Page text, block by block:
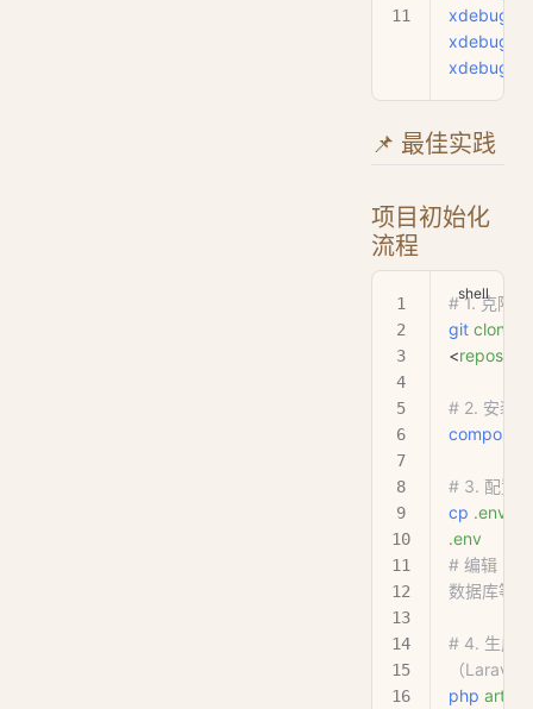
📌 最佳实践
项目初始化
流程
# 1. 克隆
git clone
<repositor
# 2. 安装
composer
# 3. 配置
cp
.env
# 编辑
数据库等
# 4. 生成
（Laravel
php